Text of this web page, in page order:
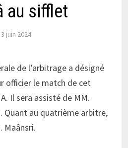
au sifflet
3 juin 2024
de l’arbitrage a désigné
officier le match de cet
Il sera assisté de MM.
Quant au quatrième arbitre,
Maânsri.